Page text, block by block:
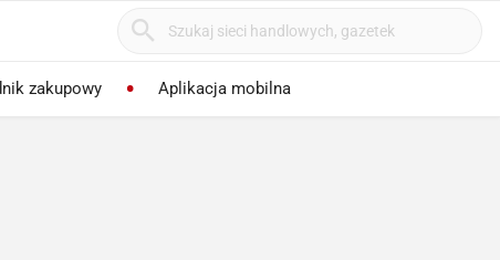
zakupowy Aplikacja mobilna